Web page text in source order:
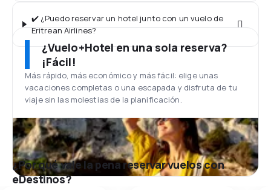
✔️ ¿Puedo reservar un hotel junto con un vuelo de
Eritrean Airlines?
¿Vuelo+Hotel en una sola reserva?
¡Fácil!
Más rápido, más económico y más fácil: elige unas
vacaciones completas o una escapada y disfruta de tu
viaje sin las molestias de la planificación.
¿Por qué vale la pena reservar vuelos con
eDestinos?